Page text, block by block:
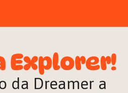
STORIE
FREE TALK
Explorer!
da Dreamer a